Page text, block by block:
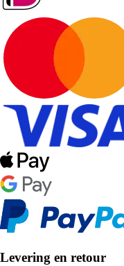
Levering en retour